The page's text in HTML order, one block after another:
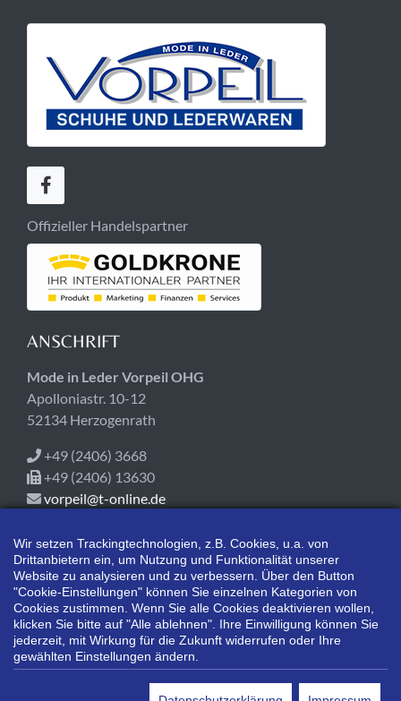
Offizieller Handelspartner
ANSCHRIFT
Mode in Leder Vorpeil OHG
Apolloniastr. 10-12
52134 Herzogenrath
+49 (2406) 3668
+49 (2406) 13630
vorpeil@t-online.de
ÖFFNUNGSZEITEN
Jetzt geschlossen!
Mo-Fr 09:00-18:00
Sa 10:00-14:00
Wir setzen Trackingtechnologien, z.B. Cookies, u.a. von
Drittanbietern ein, um Nutzung und Funktionalität unserer
Website zu analysieren und zu verbessern. Über den Button
"Cookie-Einstellungen" können Sie einzelnen Kategorien von
Cookies zustimmen. Wenn Sie alle Cookies deaktivieren wollen,
klicken Sie bitte auf "Alle ablehnen". Ihre Einwilligung können Sie
jederzeit, mit Wirkung für die Zukunft widerrufen oder Ihre
gewählten Einstellungen ändern.